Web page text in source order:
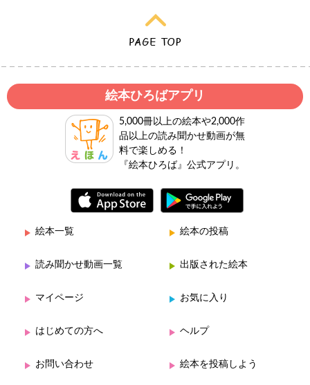
絵本ひろばアプリ
5,000冊以上の絵本や2,000作
品以上の読み聞かせ動画が無
料で楽しめる！
『絵本ひろば』公式アプリ。
絵本一覧 絵本の投稿
読み聞かせ動画一覧 出版された絵本
マイページ お気に入り
はじめての方へ ヘルプ
お問い合わせ 絵本を投稿しよう